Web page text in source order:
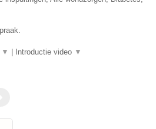
▼ | Introductie video ▼